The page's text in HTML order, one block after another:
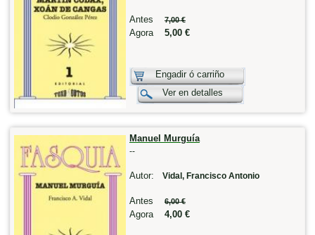
Antes 7,00 €
Agora 5,00 €
Engadir ó carriño
Ver en detalles
Manuel Murguía
--
Autor: Vidal, Francisco Antonio
Antes 6,00 €
Agora 4,00 €